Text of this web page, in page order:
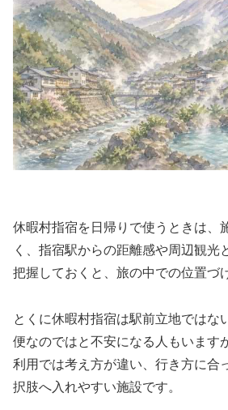
休暇村指宿を日帰りで使うときは、
く、指宿駅からの距離感や周辺観光
把握しておくと、旅の中での位置づ
とくに休暇村指宿は駅前立地ではな
便なのではと不安になる人もいます
利用では考え方が違い、行き方に合
択肢へ入れやすい施設です。